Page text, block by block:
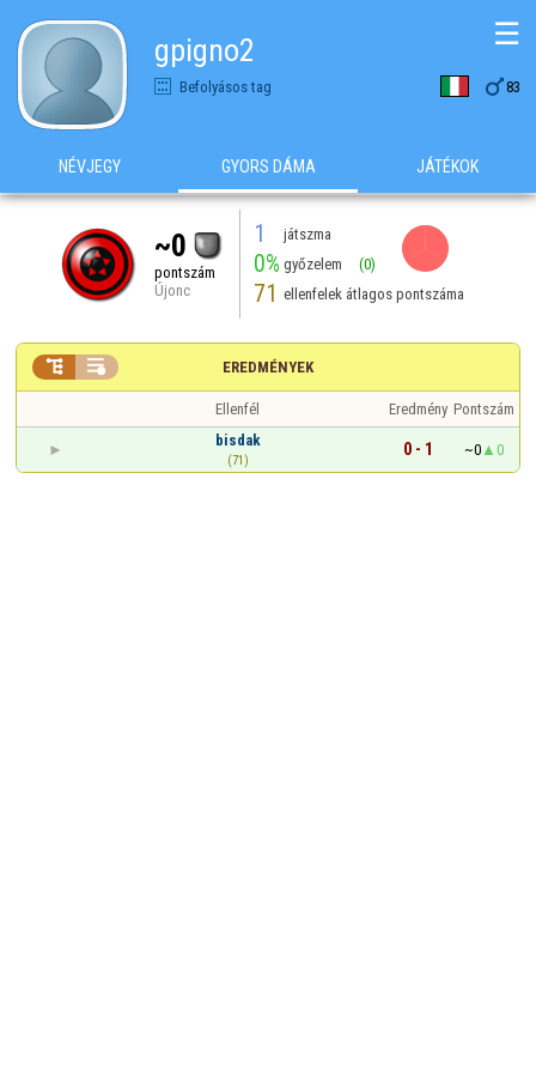
gpigno2
Befolyásos tag 83
☰
NÉVJEGY GYORS DÁMA JÁTÉKOK
~0
pontszám
Újonc
1 játszma
0% győzelem (0)
71 ellenfelek átlagos pontszáma
EREDMÉNYEK
 
Ellenfél Eredmény Pontszám
bisdak
(71)
0 - 1 ~0 0